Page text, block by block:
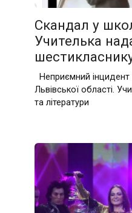
Скандал у
Учителька
Неприємний інцидент
Львівської області.
та літератури